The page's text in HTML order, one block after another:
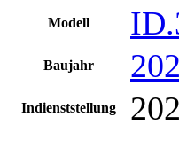
Modell
Baujahr
Indienststellung